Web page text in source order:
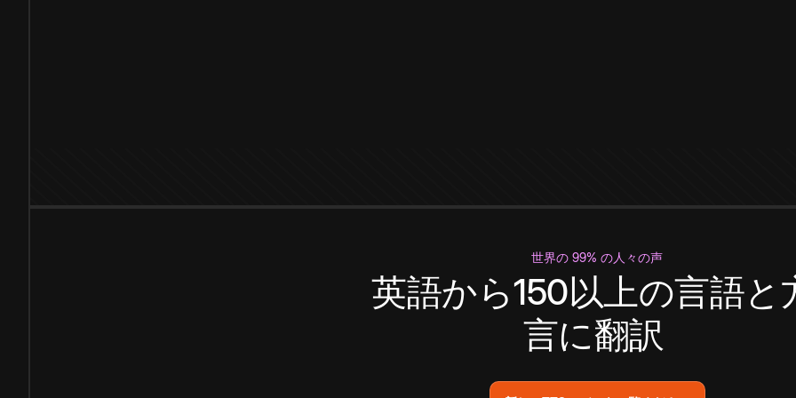
世界の 99% の人々の声
英語から150以上の言語と
言に翻訳